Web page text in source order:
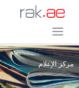
مركز الإعلام